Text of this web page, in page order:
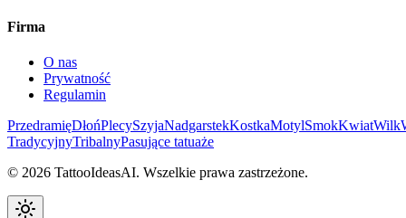
Firma
O nas
Prywatność
Regulamin
PrzedramięDłońPlecySzyjaNadgarstekKostkaMotylSmokKwiatWilk
TradycyjnyTribalnyPasujące tatuaże
© 2026 TattooIdeasAI. Wszelkie prawa zastrzeżone.